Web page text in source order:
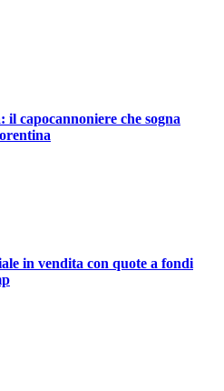
capocannoniere che sogna
in vendita con quote a fondi